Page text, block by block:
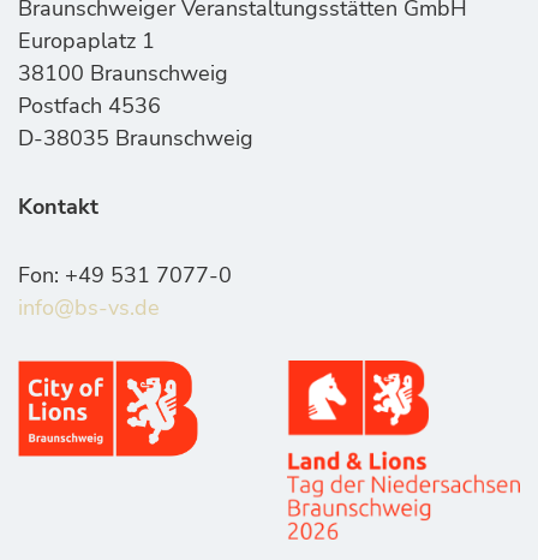
Braunschweiger Veranstaltungsstätten GmbH
Europaplatz 1
38100 Braunschweig
Postfach 4536
D-38035 Braunschweig
Kontakt
Fon: +49 531 7077-0
info@bs-vs.de